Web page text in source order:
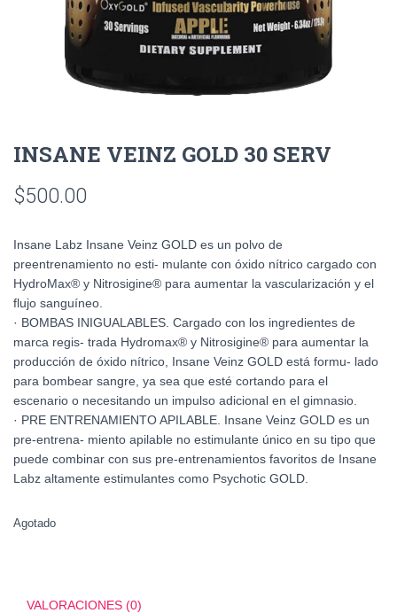
INSANE VEINZ GOLD 30 SERV
$500.00
Insane Labz Insane Veinz GOLD es un polvo de
preentrenamiento no esti- mulante con óxido nítrico cargado con
HydroMax® y Nitrosigine® para aumentar la vascularización y el
flujo sanguíneo.
· BOMBAS INIGUALABLES. Cargado con los ingredientes de
marca regis- trada Hydromax® y Nitrosigine® para aumentar la
producción de óxido nítrico, Insane Veinz GOLD está formu- lado
para bombear sangre, ya sea que esté cortando para el
escenario o necesitando un impulso adicional en el gimnasio.
· PRE ENTRENAMIENTO APILABLE. Insane Veinz GOLD es un
pre-entrena- miento apilable no estimulante único en su tipo que
puede combinar con sus pre-entrenamientos favoritos de Insane
Labz altamente estimulantes como Psychotic GOLD.
Agotado
VALORACIONES (0)